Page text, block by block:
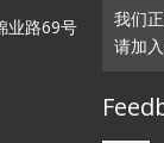
业路69号
我们
请加